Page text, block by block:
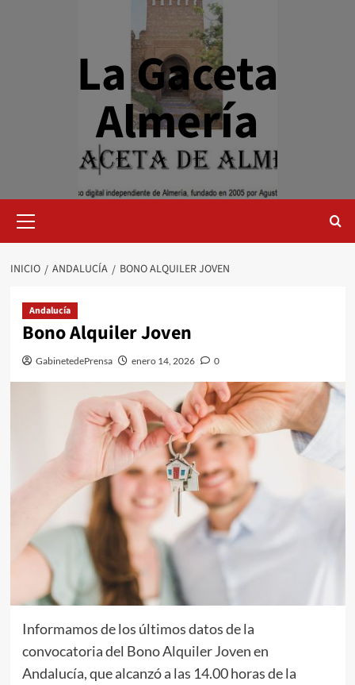
La Gaceta
Almería
primario
INICIO ANDALUCÍA BONO ALQUILER JOVEN
Andalucía
Bono Alquiler Joven
GabinetedePrensa enero 14, 2026 0
Informamos de los últimos datos de la
convocatoria del Bono Alquiler Joven en
Andalucía, que alcanzó a las 14.00 horas de la